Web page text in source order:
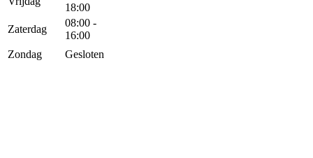
18:00
Zaterdag
08:00 -
16:00
Zondag
Gesloten